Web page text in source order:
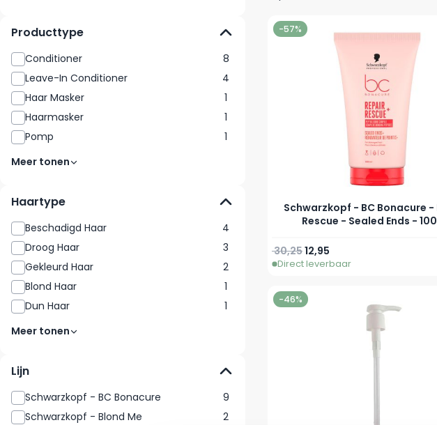
Producttype
Conditioner
8
Leave-In Conditioner
4
Haar Masker
1
Haarmasker
1
Pomp
1
Meer tonen
Haartype
Beschadigd Haar
4
Droog Haar
3
Gekleurd Haar
2
Blond Haar
1
Dun Haar
1
Meer tonen
Lijn
Schwarzkopf - BC Bonacure
9
Schwarzkopf - Blond Me
2
-57%
Schwarzkopf - BC Bonacure -
Rescue - Sealed Ends -
Speciale prijs
12,95
Normale prijs
30,25
Direct leverbaar
-46%